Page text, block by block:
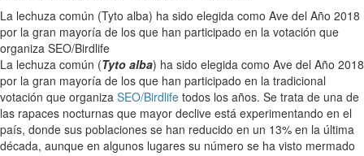
La lechuza común (Tyto alba) ha sido elegida como Ave del Año 2018
por la gran mayoría de los que han participado en la votación que
organiza SEO/Birdlife
La lechuza común (Tyto alba) ha sido elegida como Ave del Año 2018
por la gran mayoría de los que han participado en la tradicional
votación que organiza SEO/Birdlife todos los años. Se trata de una de
las rapaces nocturnas que mayor declive está experimentando en el
país, donde sus poblaciones se han reducido en un 13% en la última
década, aunque en algunos lugares su número se ha visto mermado